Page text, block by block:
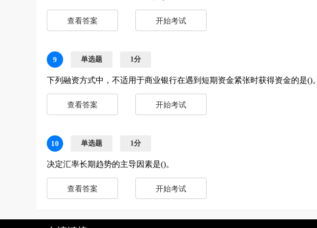
查看答案 开始考试
9 单选题 1分
下列融资方式中，不适用于商业银行在遇到短期资金紧张时获得资金的是()。
查看答案 开始考试
10 单选题 1分
决定汇率长期趋势的主导因素是()。
查看答案 开始考试